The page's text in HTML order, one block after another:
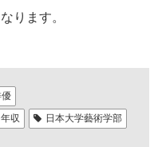
ります。
年収
日本大学藝術学部